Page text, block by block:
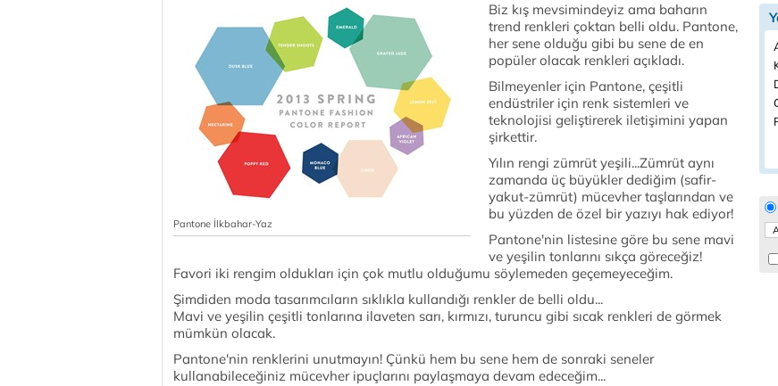
Pantone İlkbahar-Yaz
Biz kış mevsimindeyiz ama baharın
trend renkleri çoktan belli oldu. Pantone,
her sene olduğu gibi bu sene de en
popüler olacak renkleri açıkladı.
Bilmeyenler için Pantone, çeşitli
endüstriler için renk sistemleri ve
teknolojisi geliştirerek iletişimini yapan
şirkettir.
Yılın rengi zümrüt yeşili...Zümrüt aynı
zamanda üç büyükler dediğim (safir-
yakut-zümrüt) mücevher taşlarından ve
bu yüzden de özel bir yazıyı hak ediyor!
Pantone'nin listesine göre bu sene mavi
ve yeşilin tonlarını sıkça göreceğiz!
Favori iki rengim oldukları için çok mutlu olduğumu söylemeden geçemeyeceğim.
Şimdiden moda tasarımcıların sıklıkla kullandığı renkler de belli oldu...
Mavi ve yeşilin çeşitli tonlarına ilaveten sarı, kırmızı, turuncu gibi sıcak renkleri de görmek
mümkün olacak.
Pantone'nin renklerini unutmayın! Çünkü hem bu sene hem de sonraki seneler
kullanabileceğiniz mücevher ipuçlarını paylaşmaya devam edeceğim...